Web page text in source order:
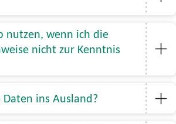
nutzen, wenn ich die
nicht zur Kenntnis
ins Ausland?